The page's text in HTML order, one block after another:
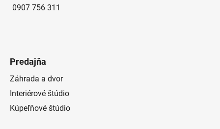
0907 756 311
Predajňa
Záhrada a dvor
Interiérové štúdio
Kúpeľňové štúdio